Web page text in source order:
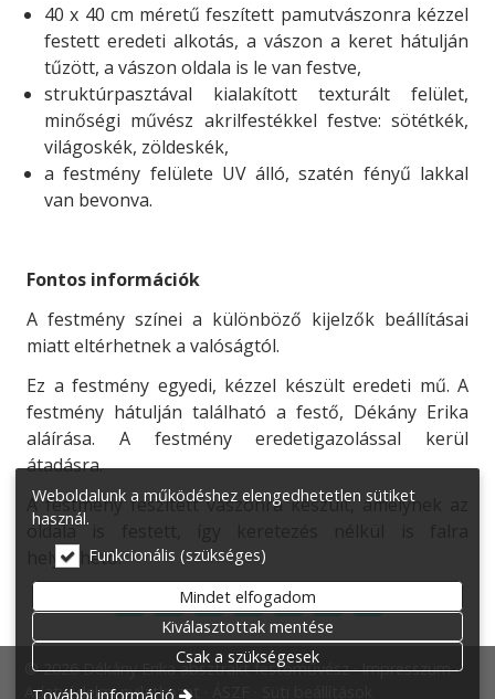
40 x 40 cm méretű feszített pamutvászonra kézzel
festett eredeti alkotás, a vászon a keret hátulján
tűzött, a vászon oldala is le van festve,
struktúrpasztával kialakított texturált felület,
minőségi művész akrilfestékkel festve: sötétkék,
világoskék, zöldeskék,
a festmény felülete UV álló, szatén fényű lakkal
van bevonva.
Fontos információk
A festmény színei a különböző kijelzők beállításai
miatt eltérhetnek a valóságtól.
Ez a festmény egyedi, kézzel készült eredeti mű. A
festmény hátulján található a festő, Dékány Erika
aláírása. A festmény eredetigazolással kerül
átadásra.
A festmény feszített vászonra készült, amelynek az
oldala is festett, így keretezés nélkül is falra
helyezhető.
© 2026 Dékány Erika absztrakt festőművész Impresszum
Adatvédelmi nyilatkozat
Weboldalunk a működéshez elengedhetetlen sütiket
használ.
Funkcionális (szükséges)
Mindet elfogadom
Kiválasztottak mentése
Csak a szükségesek